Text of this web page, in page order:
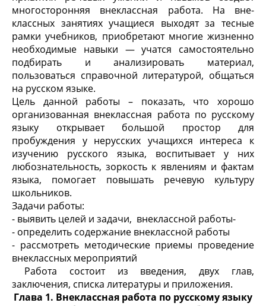
многосторонняя внеклассная работа. На вне­
классных занятиях учащиеся выходят за тесные
рам­ки учебников, приобретают многие жизненно
необ­ходимые навыки — учатся самостоятельно
подбирать и анализировать материал,
пользоваться справочной литературой, общаться
на русском языке.
Цель данной работы – показать, что хорошо
организованная внеклассная работа по русскому
языку открывает большой простор для
пробуждения у нерусских учащихся интереса к
изучению русского языка, воспитывает у них
любознательность, зоркость к явлениям и фактам
языка, помогает повышать речевую культуру
школьников.
Задачи работы:
- выявить целей и задачи, внеклассной работы-
- определить содержание внеклассной работы
- рассмотреть методические приемы проведение
внеклассных мероприятий
Работа состоит из введения, двух глав,
заключения, списка литературы и приложения.
Глава 1. Внеклассная работа по русскому языку